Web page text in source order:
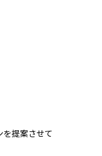
を提案させて